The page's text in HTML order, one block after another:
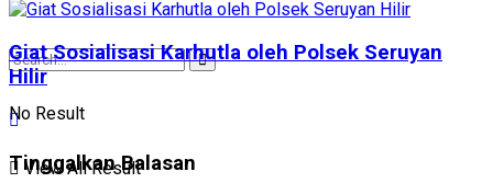
No Result
View All Result
Giat Sosialisasi Karhutla oleh Polsek Seruyan
Hilir
Tinggalkan Balasan